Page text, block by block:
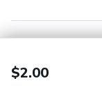
$2.00
Hotmart — 2011-